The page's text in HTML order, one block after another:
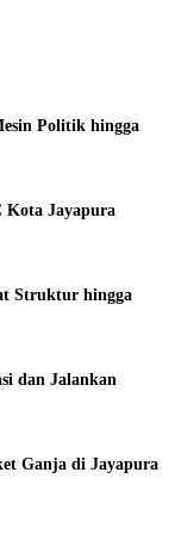
Politik hingga
Kota Jayapura
Struktur hingga
dan Jalankan
Ganja di Jayapura